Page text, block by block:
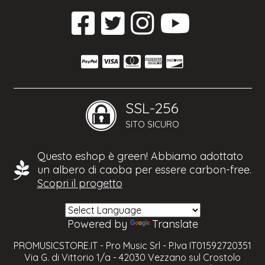
SSL-256
SITO SICURO
Questo eshop è green! Abbiamo adottato
un albero di caoba per essere carbon-free.
Scopri il progetto
Powered by Translate
PROMUSICSTORE.IT - Pro Music Srl - P.Iva IT01592720351
Via G. di Vittorio 1/a - 42030 Vezzano sul Crostolo